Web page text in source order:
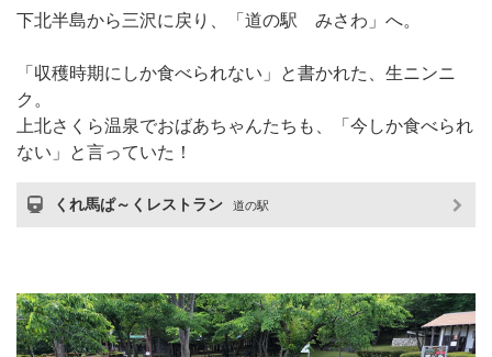
下北半島から三沢に戻り、「道の駅 みさわ」へ。
「収穫時期にしか食べられない」と書かれた、生ニンニ
ク。
上北さくら温泉でおばあちゃんたちも、「今しか食べられ
ない」と言っていた！
くれ馬ぱ～くレストラン 道の駅